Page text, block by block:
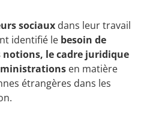
sociaux dans leur travail
identifié le besoin de
le cadre juridique
en matière
étrangères dans les